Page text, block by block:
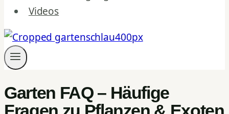
Videos
Garten FAQ – Häufige